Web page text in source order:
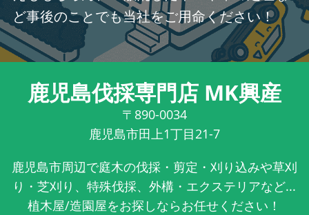
ど事後のことでも当社をご用命ください！
鹿児島伐採専門店 MK興産
〒890-0034
鹿児島市田上1丁目21-7
鹿児島市周辺で庭木の伐採・剪定・刈り込みや草刈
り・芝刈り、特殊伐採、外構・エクステリアなど...
植木屋/造園屋をお探しならお任せください！